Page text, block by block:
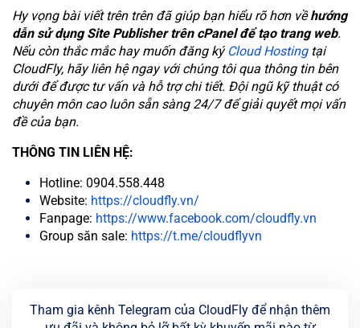
Hy vọng bài viết trên trên đã giúp bạn hiểu rõ hơn vềhướng
dẫn sử dụng Site Publisher trên cPanel để tạo trang web.
Nếu còn thắc mắc hay muốn đăng ký Cloud Hostingtại
CloudFly, hãy liên hệ ngay với chúng tôi qua thông tin bên
dưới để được tư vấn và hỗ trợ chi tiết. Đội ngũ kỹ thuật có
chuyên môn cao luôn sẵn sàng 24/7 để giải quyết mọi vấn
đề của bạn.
THÔNG TIN LIÊN HỆ:
Hotline: 0904.558.448
Website: https://cloudfly.vn/
Fanpage: https://www.facebook.com/cloudfly.vn
Group săn sale: https://t.me/cloudflyvn
Tham gia kênh Telegram của CloudFly để nhận thêm